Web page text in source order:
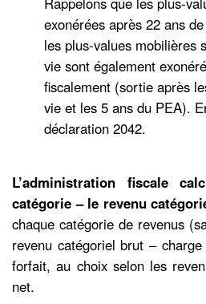
exonérées après 22 ans
les plus-values mobilières
vie sont également
fiscalement (sortie après
vie et les 5 ans du PEA).
déclaration 2042.
L’administration fiscale
catégorie – le revenu
chaque catégorie de revenus
revenu catégoriel brut –
forfait, au choix selon les
net.